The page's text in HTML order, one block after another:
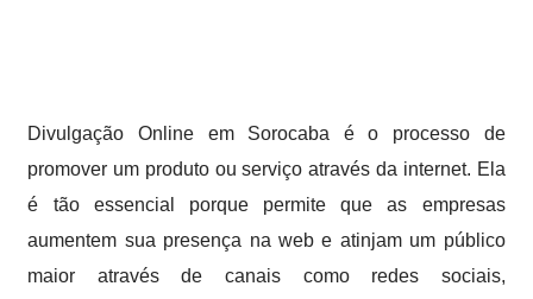
Divulgação Online em Sorocaba é o processo de
promover um produto ou serviço através da internet. Ela
é tão essencial porque permite que as empresas
aumentem sua presença na web e atinjam um público
maior através de canais como redes sociais,